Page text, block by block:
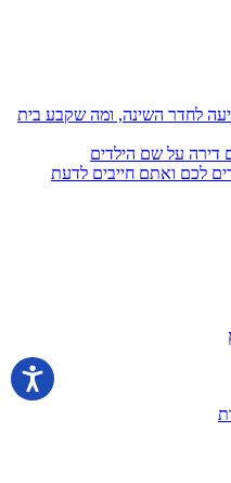
לחדר השינה, ומה שקבע בית
דירה על שם הילדים
לכם ואתם חייבים לדעת